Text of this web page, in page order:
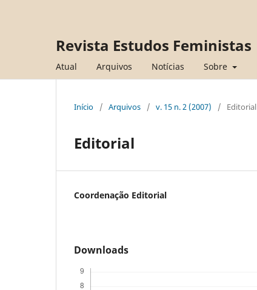
Revista Estudos Feministas
Atual Arquivos Notícias Sobre
Início / Arquivos / v. 15 n. 2 (2007) / Editorial
Editorial
Coordenação Editorial
Downloads